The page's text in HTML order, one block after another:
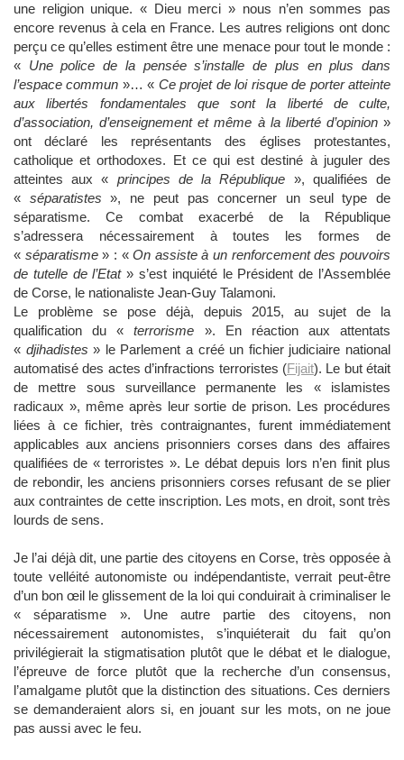
une religion unique. « Dieu merci » nous n’en sommes pas
encore revenus à cela en France. Les autres religions ont donc
perçu ce qu’elles estiment être une menace pour tout le monde :
« Une police de la pensée s’installe de plus en plus dans
l’espace commun »… « Ce projet de loi risque de porter atteinte
aux libertés fondamentales que sont la liberté de culte,
d’association, d’enseignement et même à la liberté d’opinion»
ont déclaré les représentants des églises protestantes,
catholique et orthodoxes. Et ce qui est destiné à juguler des
atteintes aux « principes de la République », qualifiées de
« séparatistes », ne peut pas concerner un seul type de
séparatisme. Ce combat exacerbé de la République
s’adressera nécessairement à toutes les formes de
« séparatisme» : «On assiste à un renforcement des pouvoirs
de tutelle de l’Etat» s’est inquiété le Président de l’Assemblée
de Corse, le nationaliste Jean-Guy Talamoni.
Le problème se pose déjà, depuis 2015, au sujet de la
qualification du «terrorisme ». En réaction aux attentats
« djihadistes » le Parlement a créé un fichier judiciaire national
automatisé des actes d’infractions terroristes (Fijait). Le but était
de mettre sous surveillance permanente les « islamistes
radicaux », même après leur sortie de prison. Les procédures
liées à ce fichier, très contraignantes, furent immédiatement
applicables aux anciens prisonniers corses dans des affaires
qualifiées de « terroristes ». Le débat depuis lors n’en finit plus
de rebondir, les anciens prisonniers corses refusant de se plier
aux contraintes de cette inscription. Les mots, en droit, sont très
lourds de sens.
Je l’ai déjà dit, une partie des citoyens en Corse, très opposée à
toute velléité autonomiste ou indépendantiste, verrait peut-être
d’un bon œil le glissement de la loi qui conduirait à criminaliser le
« séparatisme ». Une autre partie des citoyens, non
nécessairement autonomistes, s’inquiéterait du fait qu’on
privilégierait la stigmatisation plutôt que le débat et le dialogue,
l’épreuve de force plutôt que la recherche d’un consensus,
l’amalgame plutôt que la distinction des situations. Ces derniers
se demanderaient alors si, en jouant sur les mots, on ne joue
pas aussi avec le feu.